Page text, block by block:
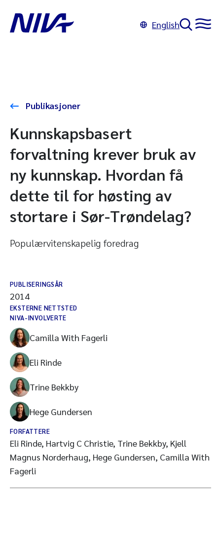
English
Publikasjoner
Kunnskapsbasert
forvaltning krever bruk av
ny kunnskap. Hvordan få
dette til for høsting av
stortare i Sør-Trøndelag?
Populærvitenskapelig foredrag
PUBLISERINGSÅR
2014
EKSTERNE NETTSTED
NIVA-INVOLVERTE
Camilla With Fagerli
Eli Rinde
Trine Bekkby
Hege Gundersen
FORFATTERE
Eli Rinde, Hartvig C Christie, Trine Bekkby, Kjell
Magnus Norderhaug, Hege Gundersen, Camilla With
Fagerli